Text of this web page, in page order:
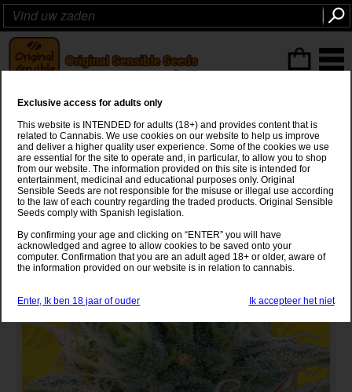
Auto Ghost OG
Colorado Ghost OGxAuto OG Kush
Exclusive access for adults only
This website is INTENDED for adults (18+) and provides content that is
related to Cannabis. We use cookies on our website to help us improve
and deliver a higher quality user experience. Some of the cookies we use
are essential for the site to operate and, in particular, to allow you to shop
from our website. The information provided on this site is intended for
entertainment, medicinal and educational purposes only. Original
Sensible Seeds are not responsible for the misuse or illegal use according
to the law of each country regarding the traded products. Original Sensible
Seeds comply with Spanish legislation.
By confirming your age and clicking on “ENTER” you will have
acknowledged and agree to allow cookies to be saved onto your
computer. Confirmation that you are an adult aged 18+ or older, aware of
the information provided on our website is in relation to cannabis.
Enter, Ik ben 18 jaar of ouder Ik accepteer het niet